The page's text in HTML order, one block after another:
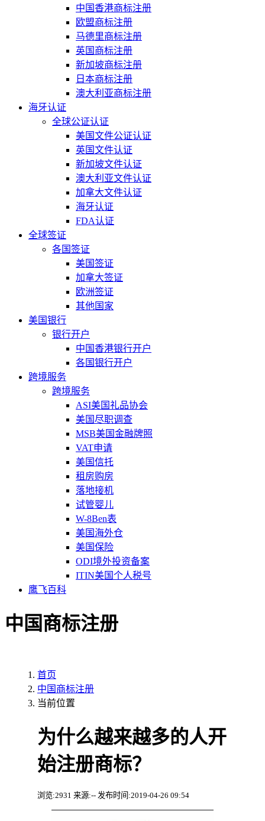
中国香港商标注册
欧盟商标注册
马德里商标注册
英国商标注册
新加坡商标注册
日本商标注册
澳大利亚商标注册
海牙认证
全球公证认证
美国文件公证认证
英国文件认证
新加坡文件认证
澳大利亚文件认证
加拿大文件认证
海牙认证
FDA认证
全球签证
各国签证
美国签证
加拿大签证
欧洲签证
其他国家
美国银行
银行开户
中国香港银行开户
各国银行开户
跨境服务
跨境服务
ASI美国礼品协会
美国尽职调查
MSB美国金融牌照
VAT申请
美国信托
租房购房
落地接机
试管婴儿
W-8Ben表
美国海外仓
美国保险
ODI境外投资备案
ITIN美国个人税号
鹰飞百科
中国商标注册
首页
中国商标注册
当前位置
为什么越来越多的人开
始注册商标？
浏览:2931 来源:-- 发布时间:2019-04-26 09:54